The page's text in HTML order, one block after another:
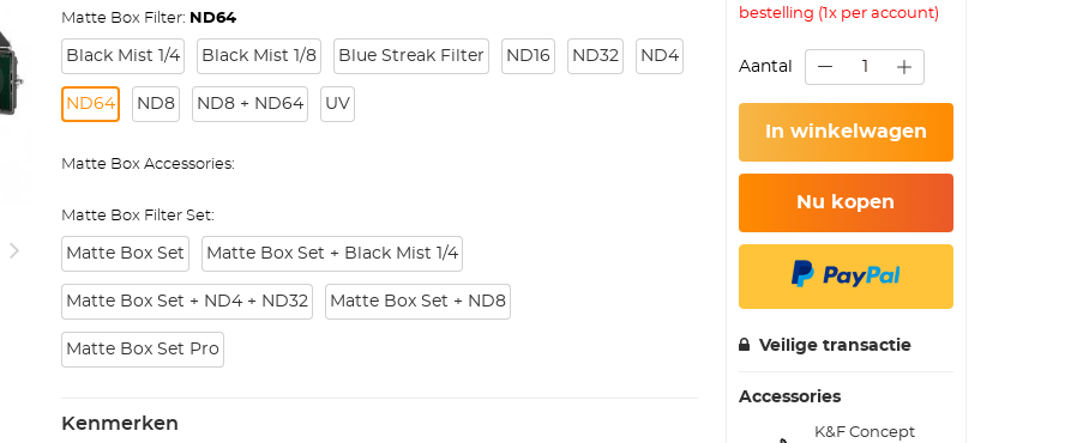
Matte Box Filter: ND64
Black Mist 1/4 Black Mist 1/8 Blue Streak Filter ND16 ND32 ND4
ND64 ND8 ND8 + ND64 UV
Matte Box Accessories:
Matte Box Filter Set:
Matte Box Set Matte Box Set + Black Mist 1/4
Matte Box Set + ND4 + ND32 Matte Box Set + ND8
Matte Box Set Pro
Kenmerken
bestelling (1x per account)
Aantal
In winkelwagen
Nu kopen
Veilige transactie
Accessories
K&F Concept